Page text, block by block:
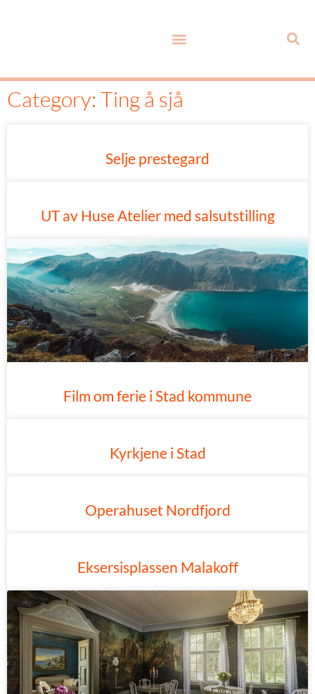
Category: Ting å sjå
Selje prestegard
UT av Huse Atelier med salsutstilling
Film om ferie i Stad kommune
Kyrkjene i Stad
Operahuset Nordfjord
Eksersisplassen Malakoff